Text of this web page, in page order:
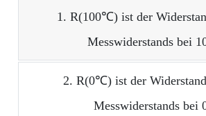
1. R(100℃) ist der
Messwiderstands bei
2. R(0℃) ist der
Messwiderstands